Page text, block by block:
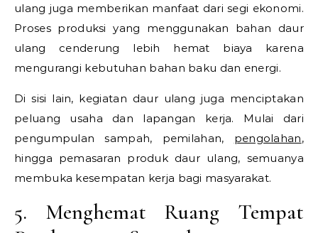
ulang juga memberikan manfaat dari segi ekonomi.
Proses produksi yang menggunakan bahan daur
ulang cenderung lebih hemat biaya karena
mengurangi kebutuhan bahan baku dan energi.
Di sisi lain, kegiatan daur ulang juga menciptakan
peluang usaha dan lapangan kerja. Mulai dari
pengumpulan sampah, pemilahan, pengolahan,
hingga pemasaran produk daur ulang, semuanya
membuka kesempatan kerja bagi masyarakat.
5. Menghemat Ruang Tempat